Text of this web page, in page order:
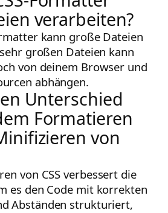
verarbeiten?
kann große Dateien
großen Dateien kann
von deinem Browser und
abhängen.
Unterschied
Formatieren
von
von CSS verbessert die
es den Code mit korrekten
Abständen strukturiert,